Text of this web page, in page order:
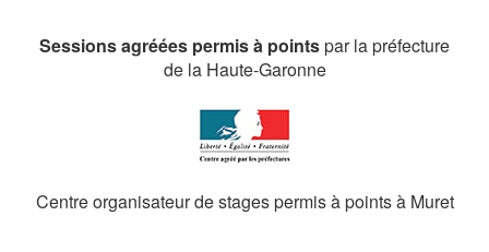
Sessions agréées permis à pointspar la préfecture
de la Haute-Garonne
Centre organisateur de stages permis à points à Muret